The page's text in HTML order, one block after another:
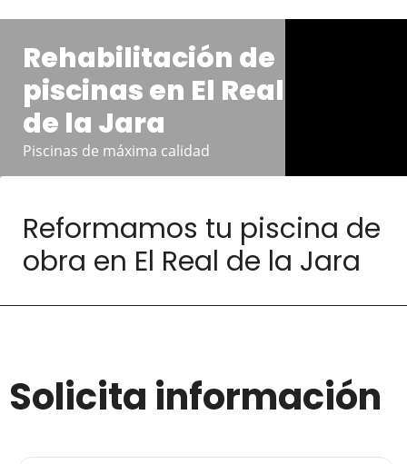
Rehabilitación de
piscinas en El Real
de la Jara
Piscinas de máxima calidad
Reformamos tu piscina de
obra en El Real de la Jara
Solicita información